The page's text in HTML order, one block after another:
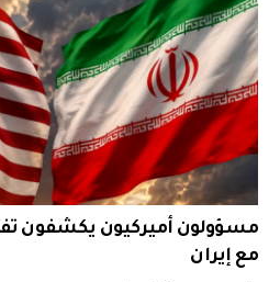
مسؤولون أميركيون يكشفون
مع إيران